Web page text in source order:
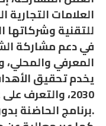
العلامات
للتقنية وشركاتها
في دعم مشاركة
المعرفي
يخدم تحقيق
2030،
برنامج الحاضنة بدورته السابقة.